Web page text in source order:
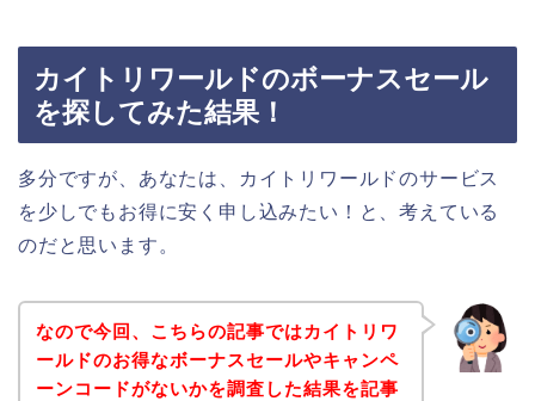
カイトリワールドのボーナスセール
を探してみた結果！
多分ですが、あなたは、カイトリワールドのサービス
を少しでもお得に安く申し込みたい！と、考えている
のだと思います。
なので今回、こちらの記事ではカイトリワ
ールドのお得なボーナスセールやキャンペ
ーンコードがないかを調査した結果を記事